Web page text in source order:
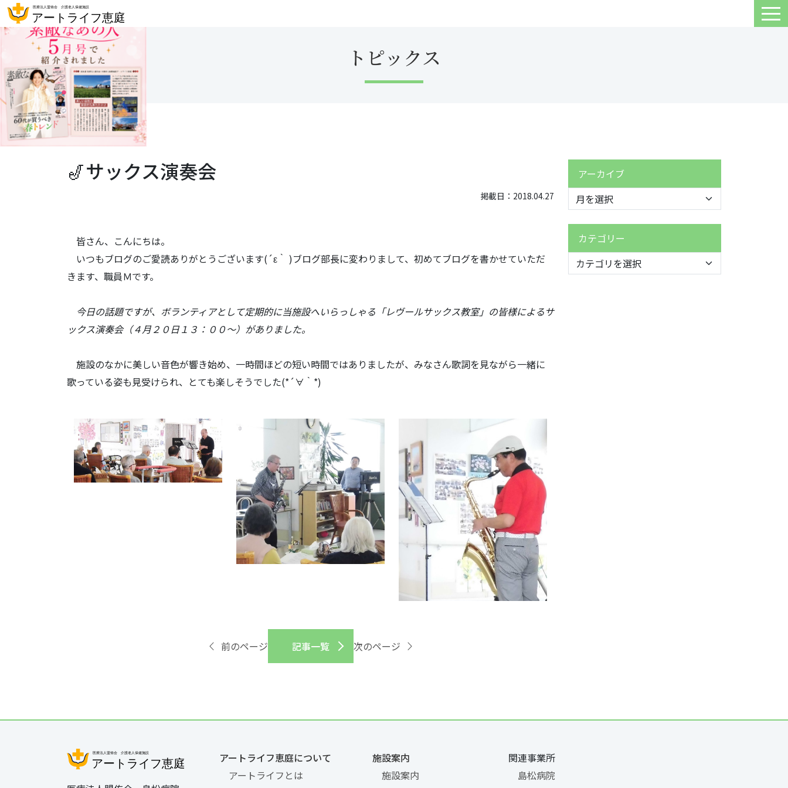
トピックス
🎷サックス演奏会
掲載日：2018.04.27
皆さん、こんにちは。
いつもブログのご愛読ありがとうございます(´ε｀ )ブログ部長に変わりまして、初めてブログを書かせていただ
きます、職員Ｍです。
今日の話題ですが、ボランティアとして定期的に当施設へいらっしゃる「レヴールサックス教室」の皆様によるサ
ックス演奏会（４月２０日１３：００～）がありました。
施設のなかに美しい音色が響き始め、一時間ほどの短い時間ではありましたが、みなさん歌詞を見ながら一緒に
歌っている姿も見受けられ、とても楽しそうでした(*´∀｀*)
前のページ 記事一覧 次のページ
アーカイブ
カテゴリー
アートライフ恵庭について
アートライフとは
施設案内
施設案内
関連事業所
島松病院